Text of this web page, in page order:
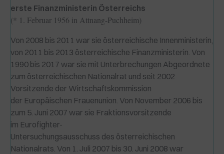
erste Finanzministerin Österreichs
(* 1. Februar 1956 in Attnang-Puchheim)
Von 2008 bis 2011 war sie österreichische Innenministerin,
von 2011 bis 2013 österreichische Finanzministerin. Von
1990 bis 2017 war sie mit Unterbrechungen Abgeordnete
zum österreichischen Nationalrat und seit 2002
Vorsitzende der Wirtschaftskommission
der Europäischen Frauenunion. Von November 2006 bis
zum 5. Juni 2007 war sie Fraktionsvorsitzende
im Eurofighter-
Untersuchungsausschuss des österreichischen
Nationalrats. Von 1. Juli 2007 bis 30. Juni 2008 war